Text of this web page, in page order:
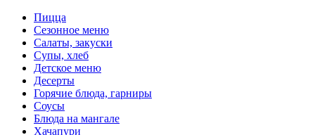
Пицца
Сезонное меню
Салаты, закуски
Супы, хлеб
Детское меню
Десерты
Горячие блюда, гарниры
Соусы
Блюда на мангале
Хачапури